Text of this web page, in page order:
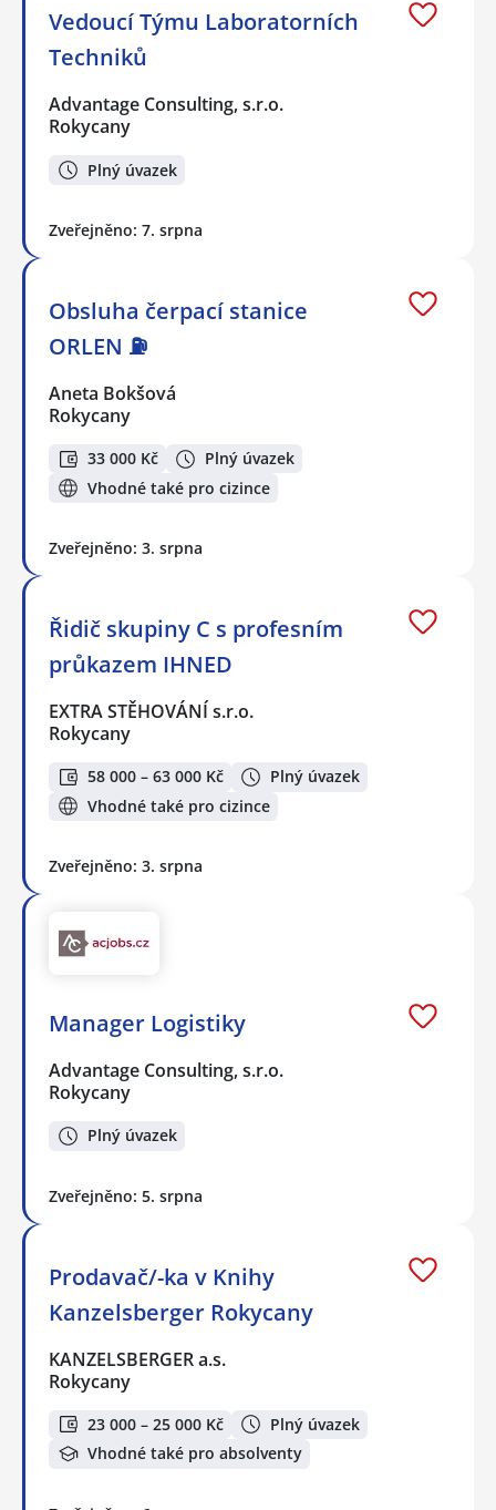
Vedoucí Týmu Laboratorních
Techniků
Advantage Consulting, s.r.o.
Rokycany
Plný úvazek
Zveřejněno: 7. srpna
Obsluha čerpací stanice
ORLEN ⛽
Aneta Bokšová
Rokycany
33 000 Kč
Plný úvazek
Vhodné také pro cizince
Zveřejněno: 3. srpna
Řidič skupiny C s profesním
průkazem IHNED
EXTRA STĚHOVÁNÍ s.r.o.
Rokycany
58 000 – 63 000 Kč
Plný úvazek
Vhodné také pro cizince
Zveřejněno: 3. srpna
Manager Logistiky
Advantage Consulting, s.r.o.
Rokycany
Plný úvazek
Zveřejněno: 5. srpna
Prodavač/-ka v Knihy
Kanzelsberger Rokycany
KANZELSBERGER a.s.
Rokycany
23 000 – 25 000 Kč
Plný úvazek
Vhodné také pro absolventy